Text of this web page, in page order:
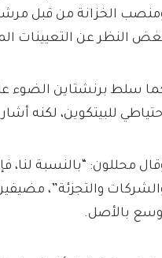
الخزانة من قبل
النظر عن التعيينات
سلط برنشتاين الضوء
للبيتكوين، لكنه
محللون: “بالنسبة
والتجزئة”،
بالأصل.